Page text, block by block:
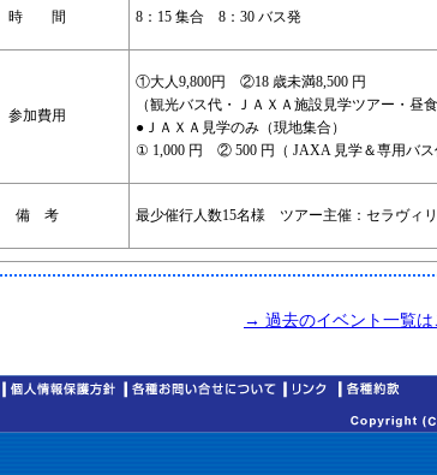
時 間 8：15 集合 8：30 バス発
参加費用
①大人9,800円 ②18 歳未満8,500 円
（観光バス代・ＪＡＸＡ施設見学ツアー・昼食
●ＪＡＸＡ見学のみ（現地集合）
① 1,000 円 ② 500 円（ JAXA 見学＆専用バス
備 考 最少催行人数15名様 ツアー主催：セラヴィ
→ 過去のイベント一覧は